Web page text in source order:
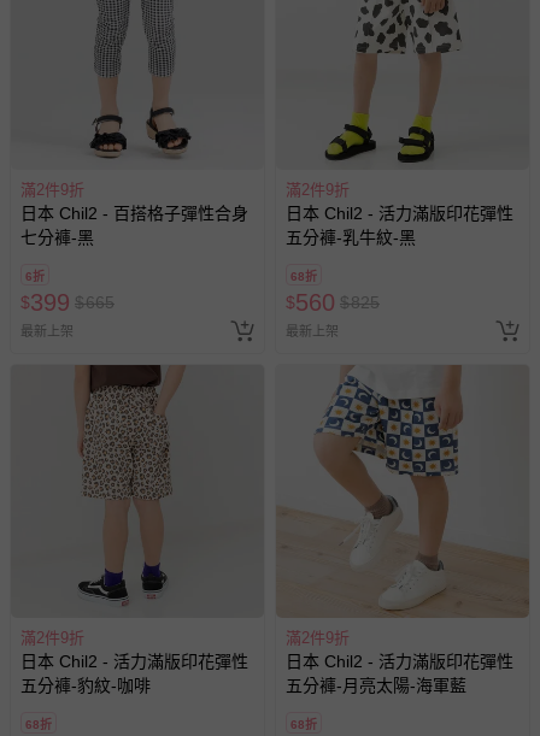
國際航空、客運、訂房等服務。
相關的退換貨辦理流程，可詳見： 退換貨 & 退款問題
其他常見問題：
運送服務：目前提供的運送僅限台灣本島。如您位於離島地
區，可能會無法配送，或須依據商品需加收離島運費。廠商
亦保留出貨與否的權利。離島、偏遠地區、樓層親送等加價
商品實際的配達日期，可於訂單個人資料內的查詢訂單內，
已出貨通知之訊息為主。
如您收到商品，請依正常流程檢查是否完好，若商品遇瑕疵
情形，您可申請更換新品或退貨，請見：退貨的辦理流程
若您對於會員帳號、商品訂購與資訊、購物流程、付款方
式、折價券與購物金的使用、退貨及商品運送方式等有疑
問，你可詳見：
預購商品：預購為海外同步代購，遇缺貨即會通知媽咪並協
助取消退款事宜。
商品如因「價格、組合」等錯誤原因，導致無法安排出貨，
會主動以簡訊及mail通知訂單取消事宜，並將提供適當補
償。
滿2件9折
日本 Chil2 - 百搭格子彈性合身
七分褲-黑
6折
$399 $665
最新上架
滿2件9折
日本 Chil2 - 活力滿版印花彈性
五分褲-乳牛紋-黑
68折
$560 $825
最新上架
滿2件9折
日本 Chil2 - 活力滿版印花彈性
五分褲-豹紋-咖啡
68折
滿2件9折
日本 Chil2 - 活力滿版印花彈性
五分褲-月亮太陽-海軍藍
68折